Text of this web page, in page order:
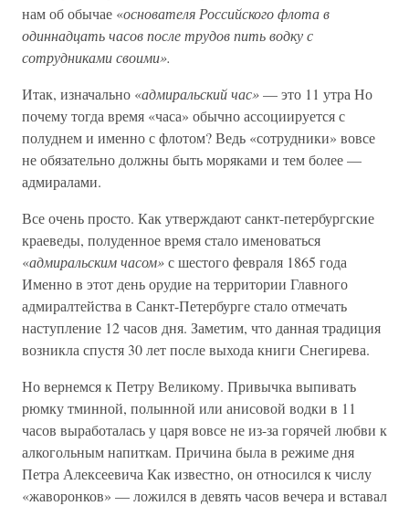
нам об обычае «основателя Российского флота в
одиннадцать часов после трудов пить водку с
сотрудниками своими».
Итак, изначально «адмиральский час»— это 11 утра Но
почему тогда время «часа» обычно ассоциируется с
полуднем и именно с флотом? Ведь «сотрудники» вовсе
не обязательно должны быть моряками и тем более —
адмиралами.
Все очень просто. Как утверждают санкт-петербургские
краеведы, полуденное время стало именоваться
«адмиральским часом»с шестого февраля 1865 года
Именно в этот день орудие на территории Главного
адмиралтейства в Санкт-Петербурге стало отмечать
наступление 12 часов дня. Заметим, что данная традиция
возникла спустя 30 лет после выхода книги Снегирева.
Но вернемся к Петру Великому. Привычка выпивать
рюмку тминной, полынной или анисовой водки в 11
часов выработалась у царя вовсе не из-за горячей любви к
алкогольным напиткам. Причина была в режиме дня
Петра Алексеевича Как известно, он относился к числу
«жаворонков» — ложился в девять часов вечера и вставал